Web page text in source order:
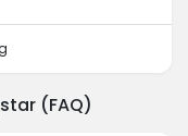
(FAQ)